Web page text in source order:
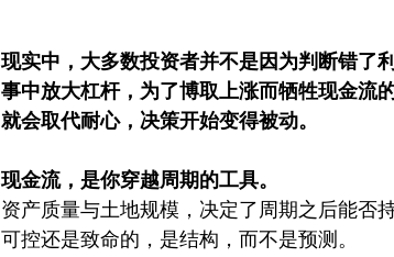
现实中，大多数投资者并不是因为判断错了
事中放大杠杆，为了博取上涨而牺牲现金
就会取代耐心，决策开始变得被动。
现金流，是你穿越周期的工具。
资产质量与土地规模，决定了周期之后能否
可控还是致命的，是结构，而不是预测。